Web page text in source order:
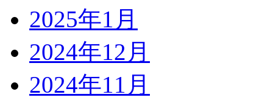
2025年1月
2024年12月
2024年11月